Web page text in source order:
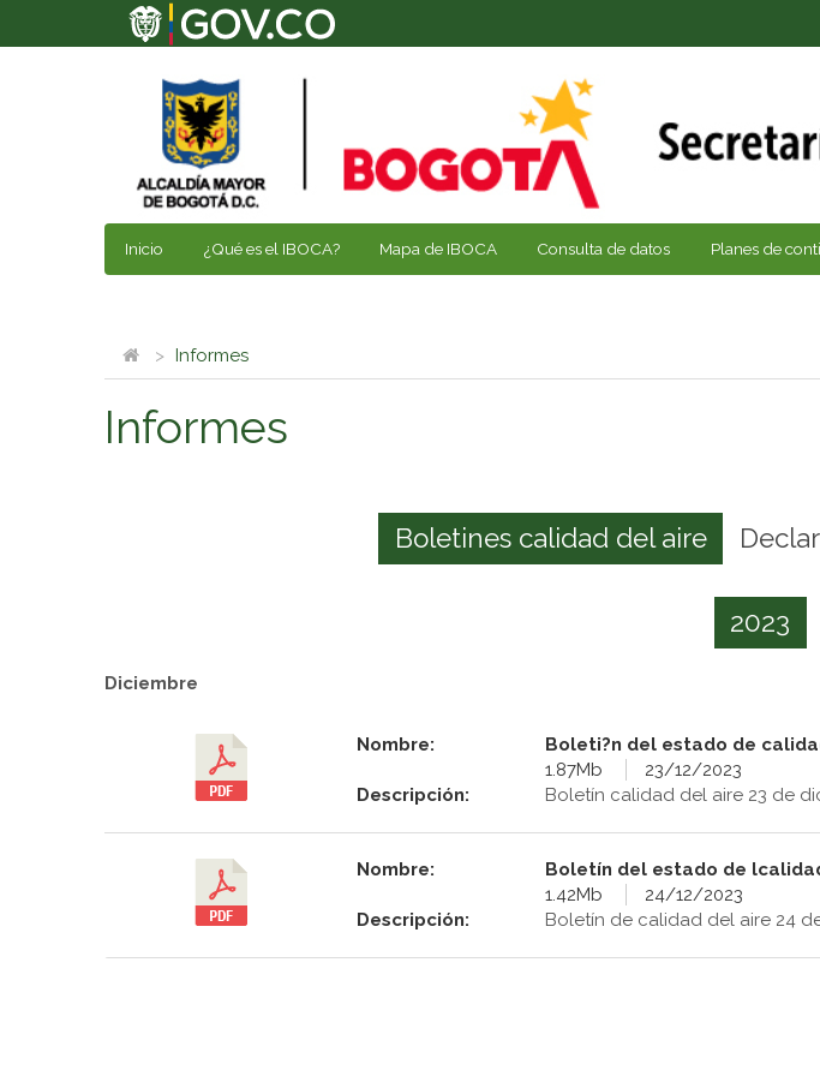
Inicio ¿Qué es el IBOCA? Mapa de IBOCA Consulta de datos Planes de
Informes
Informes
Boletines calidad del aire
2023
Diciembre
Nombre:
Boleti?n del estado de
1.87Mb
23/12/2023
Descripción:
Boletín calidad del aire 23 de
Nombre:
Boletín del estado de
1.42Mb
24/12/2023
Descripción:
Boletín de calidad del aire 24